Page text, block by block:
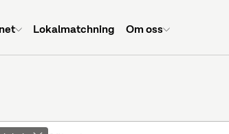
Lokalmatchning Om oss